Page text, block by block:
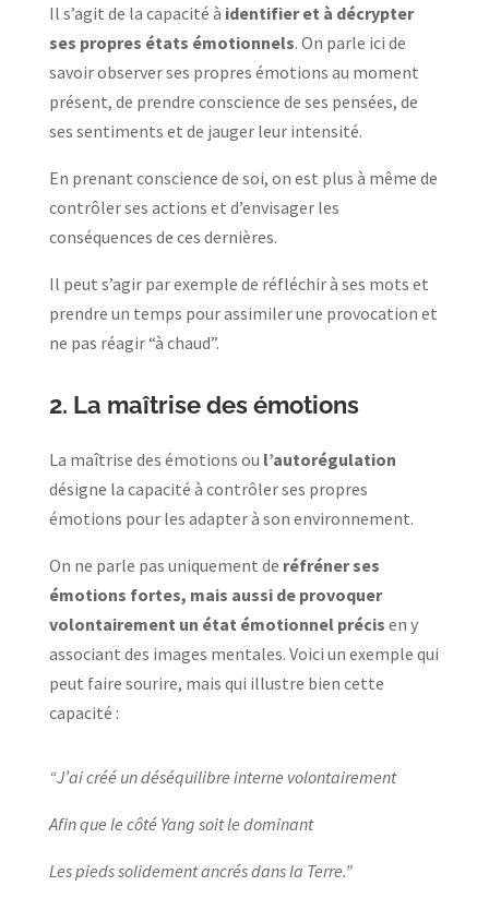
Il s’agit de la capacité à identifier et à décrypter
ses propres états émotionnels. On parle ici de
savoir observer ses propres émotions au moment
présent, de prendre conscience de ses pensées, de
ses sentiments et de jauger leur intensité.
En prenant conscience de soi, on est plus à même de
contrôler ses actions et d’envisager les
conséquences de ces dernières.
Il peut s’agir par exemple de réfléchir à ses mots et
prendre un temps pour assimiler une provocation et
ne pas réagir “à chaud”.
2. La maîtrise des émotions
La maîtrise des émotions ou l’autorégulation
désigne la capacité à contrôler ses propres
émotions pour les adapter à son environnement.
On ne parle pas uniquement de réfréner ses
émotions fortes, mais aussi de provoquer
volontairement un état émotionnel précis en y
associant des images mentales. Voici un exemple qui
peut faire sourire, mais qui illustre bien cette
capacité :
“J’ai créé un déséquilibre interne volontairement
Afin que le côté Yang soit le dominant
Les pieds solidement ancrés dans la Terre.”